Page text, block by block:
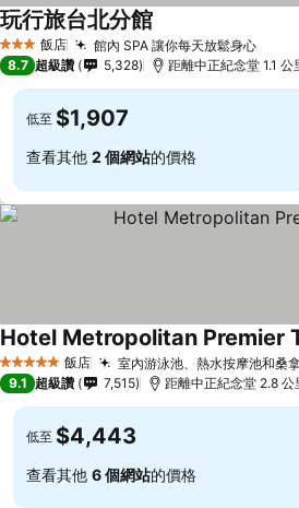
3 星級 飯店 館內 SPA 讓你每天放鬆身心
玩行旅台北分館
8.7 超級讚 5,328 距離中正紀念堂 1.1 公
低至 $1,907
查看其他 2 個網站的價格
5 星級 飯店 室內游泳池、熱水按摩池和桑
Hotel Metropolitan Premier
9.1 超級讚 7,515 距離中正紀念堂 2.8 公
低至 $4,443
查看其他 6 個網站的價格